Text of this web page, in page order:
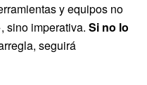
y equipos no
sino imperativa. Si no lo
seguirá